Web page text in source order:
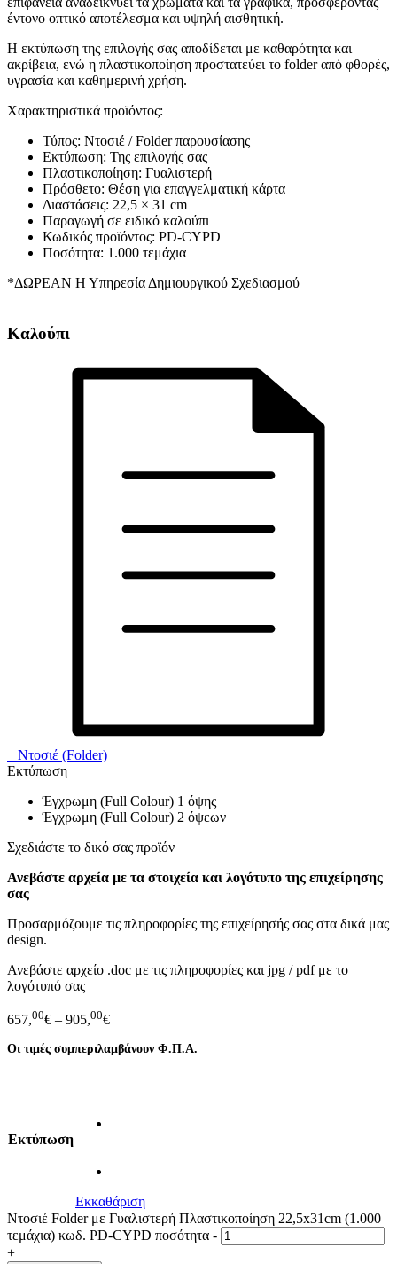
έντονο οπτικό αποτέλεσμα και υψηλή αισθητική.
Η εκτύπωση της επιλογής σας αποδίδεται με καθαρότητα και
ακρίβεια, ενώ η πλαστικοποίηση προστατεύει το folder από φθορές,
υγρασία και καθημερινή χρήση.
Χαρακτηριστικά προϊόντος:
Τύπος: Ντοσιέ / Folder παρουσίασης
Εκτύπωση: Της επιλογής σας
Πλαστικοποίηση: Γυαλιστερή
Πρόσθετο: Θέση για επαγγελματική κάρτα
Διαστάσεις: 22,5 × 31 cm
Παραγωγή σε ειδικό καλούπι
Κωδικός προϊόντος: PD-CYPD
Ποσότητα: 1.000 τεμάχια
*ΔΩΡΕΑΝ Η Υπηρεσία Δημιουργικού Σχεδιασμού
Καλούπι
Ντοσιέ (Folder)
Eκτύπωση
Έγχρωμη (Full Colour) 1 όψης
Έγχρωμη (Full Colour) 2 όψεων
Σχεδιάστε το δικό σας προϊόν
Ανεβάστε αρχεία με τα στοιχεία και λογότυπο της επιχείρησης
σας
Προσαρμόζουμε τις πληροφορίες της επιχείρησής σας στα δικά μας
design.
Ανεβάστε αρχείο .doc με τις πληροφορίες και jpg / pdf με το
λογότυπό σας
657,00€ – 905,00€
Οι τιμές συμπεριλαμβάνουν Φ.Π.Α.
Eκτύπωση
Εκκαθάριση
Ντοσιέ Folder με Γυαλιστερή Πλαστικοποίηση 22,5x31cm (1.000
τεμάχια) κωδ. PD-CYPD ποσότητα -
+